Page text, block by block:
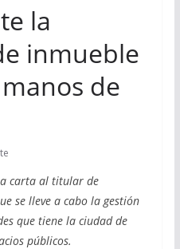
la
inmueble
de
carta al titular de
se lleve a cabo la gestión
que tiene la ciudad de
públicos.